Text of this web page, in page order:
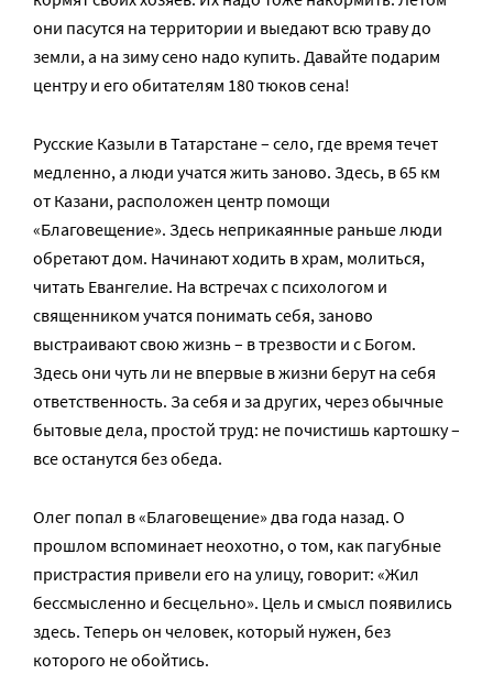
они пасутся на территории и выедают всю траву до
земли, а на зиму сено надо купить. Давайте подарим
центру и его обитателям 180 тюков сена!
Русские Казыли в Татарстане – село, где время течет
медленно, а люди учатся жить заново. Здесь, в 65 км
от Казани, расположен центр помощи
«Благовещение». Здесь неприкаянные раньше люди
обретают дом. Начинают ходить в храм, молиться,
читать Евангелие. На встречах с психологом и
священником учатся понимать себя, заново
выстраивают свою жизнь – в трезвости и с Богом.
Здесь они чуть ли не впервые в жизни берут на себя
ответственность. За себя и за других, через обычные
бытовые дела, простой труд: не почистишь картошку –
все останутся без обеда.
Олег попал в «Благовещение» два года назад. О
прошлом вспоминает неохотно, о том, как пагубные
пристрастия привели его на улицу, говорит: «Жил
бессмысленно и бесцельно». Цель и смысл появились
здесь. Теперь он человек, который нужен, без
которого не обойтись.